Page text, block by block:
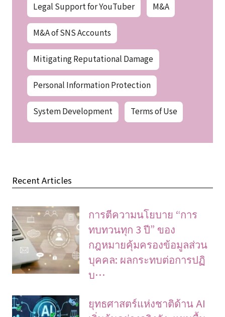
Legal Support for YouTuber M&A
M&A of SNS Accounts
Mitigating Reputational Damage
Personal Information Protection
System Development Terms of Use
Recent Articles
การตีความนโยบาย “การ
ทบทวนทุก 3 ปี” ของ
กฎหมายคุ้มครองข้อมูลส่วน
บุคคล: ผลกระทบต่อการปฏิ
บ…
ยุทธศาสตร์แห่งชาติด้าน AI